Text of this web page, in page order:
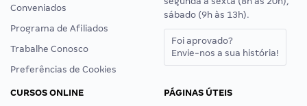
Conveniados
Programa de Afiliados
Trabalhe Conosco
Preferências de Cookies
sábado (9h às 13h).
Foi aprovado?
Envie-nos a sua história!
CURSOS ONLINE
PÁGINAS ÚTEIS